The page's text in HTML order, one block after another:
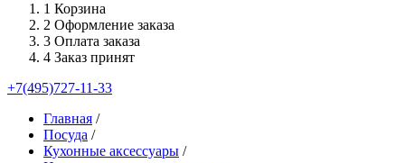
1 Корзина
2 Оформление заказа
3 Оплата заказа
4 Заказ принят
+7(495)727-11-33
Главная /
Посуда /
Кухонные аксессуары /